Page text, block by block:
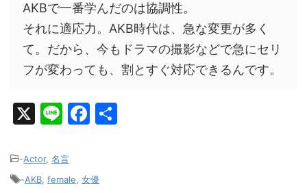
AKBで一番学んだのは協調性。
それに適応力。AKB時代は、急な変更が多く
て。だから、今もドラマの撮影などで急にセリ
フが変わっても、割とすぐ対応できるんです。
X
Li
e
F
e
-Actor, 名言
-AKB female 女優